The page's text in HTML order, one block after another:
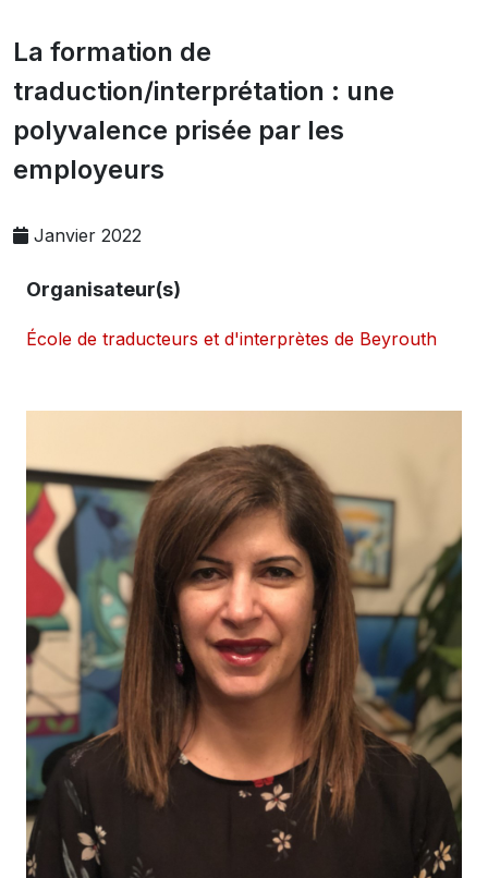
La formation de
traduction/interprétation : une
polyvalence prisée par les
employeurs
Janvier 2022
Organisateur(s)
École de traducteurs et d'interprètes de Beyrouth